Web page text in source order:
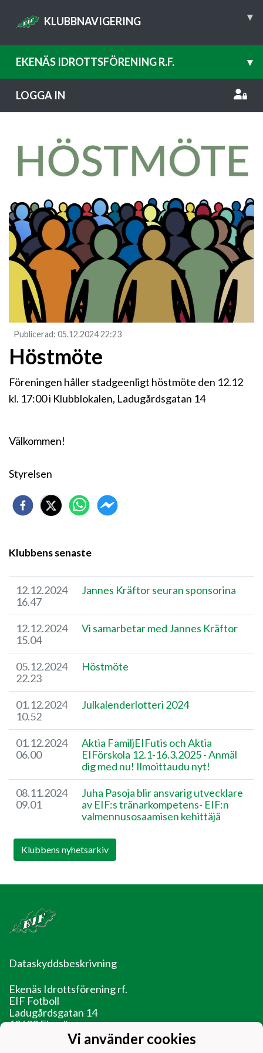
KLUBBNAVIGERING ▾
EKENÄS IDROTTSFÖRENING R.F. ▾
LOGGA IN
Publicerad: 05.12.202422:23
Höstmöte
Föreningen håller stadgeenligt höstmöte den 12.12
kl. 17:00 i Klubblokalen, Ladugårdsgatan 14
Välkommen!
Styrelsen
Klubbens senaste
12.12.2024
16.47
Jannes Kräftor seuran sponsorina
12.12.2024
15.04
Vi samarbetar med Jannes Kräftor
05.12.2024
22.23
Höstmöte
01.12.2024
10.52
Julkalenderlotteri 2024
01.12.2024
06.00
Aktia FamiljEIFutis och Aktia
EIFörskola 12.1-16.3.2025 - Anmäl
dig med nu! Ilmoittaudu nyt!
08.11.2024
09.01
​Juha Pasoja blir ansvarig utvecklare
av EIF:s tränarkompetens- EIF:n
valmennusosaamisen kehittäjä
Klubbens nyhetsarkiv
Dataskyddsbeskrivning
Ekenäs Idrottsförening rf.
EIF Fotboll
Ladugårdsgatan 14
10600 Ekenäs
EIF - Laget före jaget!
Vi använder cookies